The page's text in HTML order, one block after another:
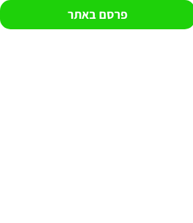
פרסם באתר